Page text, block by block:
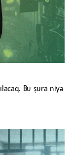
Bu şura niyə